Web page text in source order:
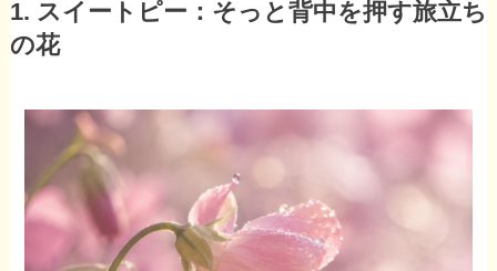
1. スイートピー：そっと背中を押す旅立ち
の花